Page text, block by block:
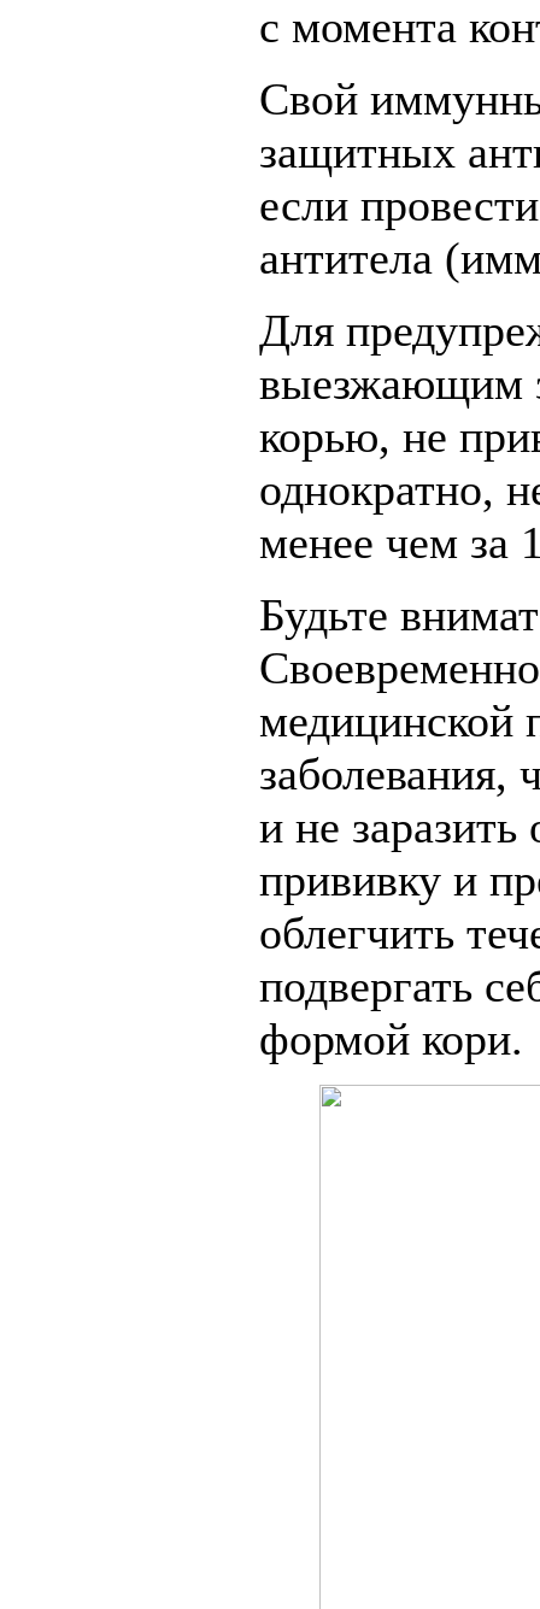
с момента
Свой
защитных
если
антитела
Для
выезжающим
корью, не
однократно,
менее чем за
Будьте
медицинской
заболевания,
и не
прививку и
облегчить
подвергать
формой кори.